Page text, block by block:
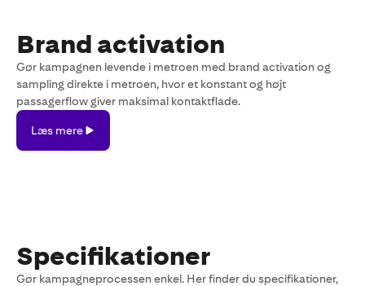
Brand activation
Gør kampagnen levende i metroen med brand activation og
sampling direkte i metroen, hvor et konstant og højt
passagerflow giver maksimal kontaktflade.
mere
Læs mere
Specifikationer
Gør kampagneprocessen enkel. Her finder du specifikationer,